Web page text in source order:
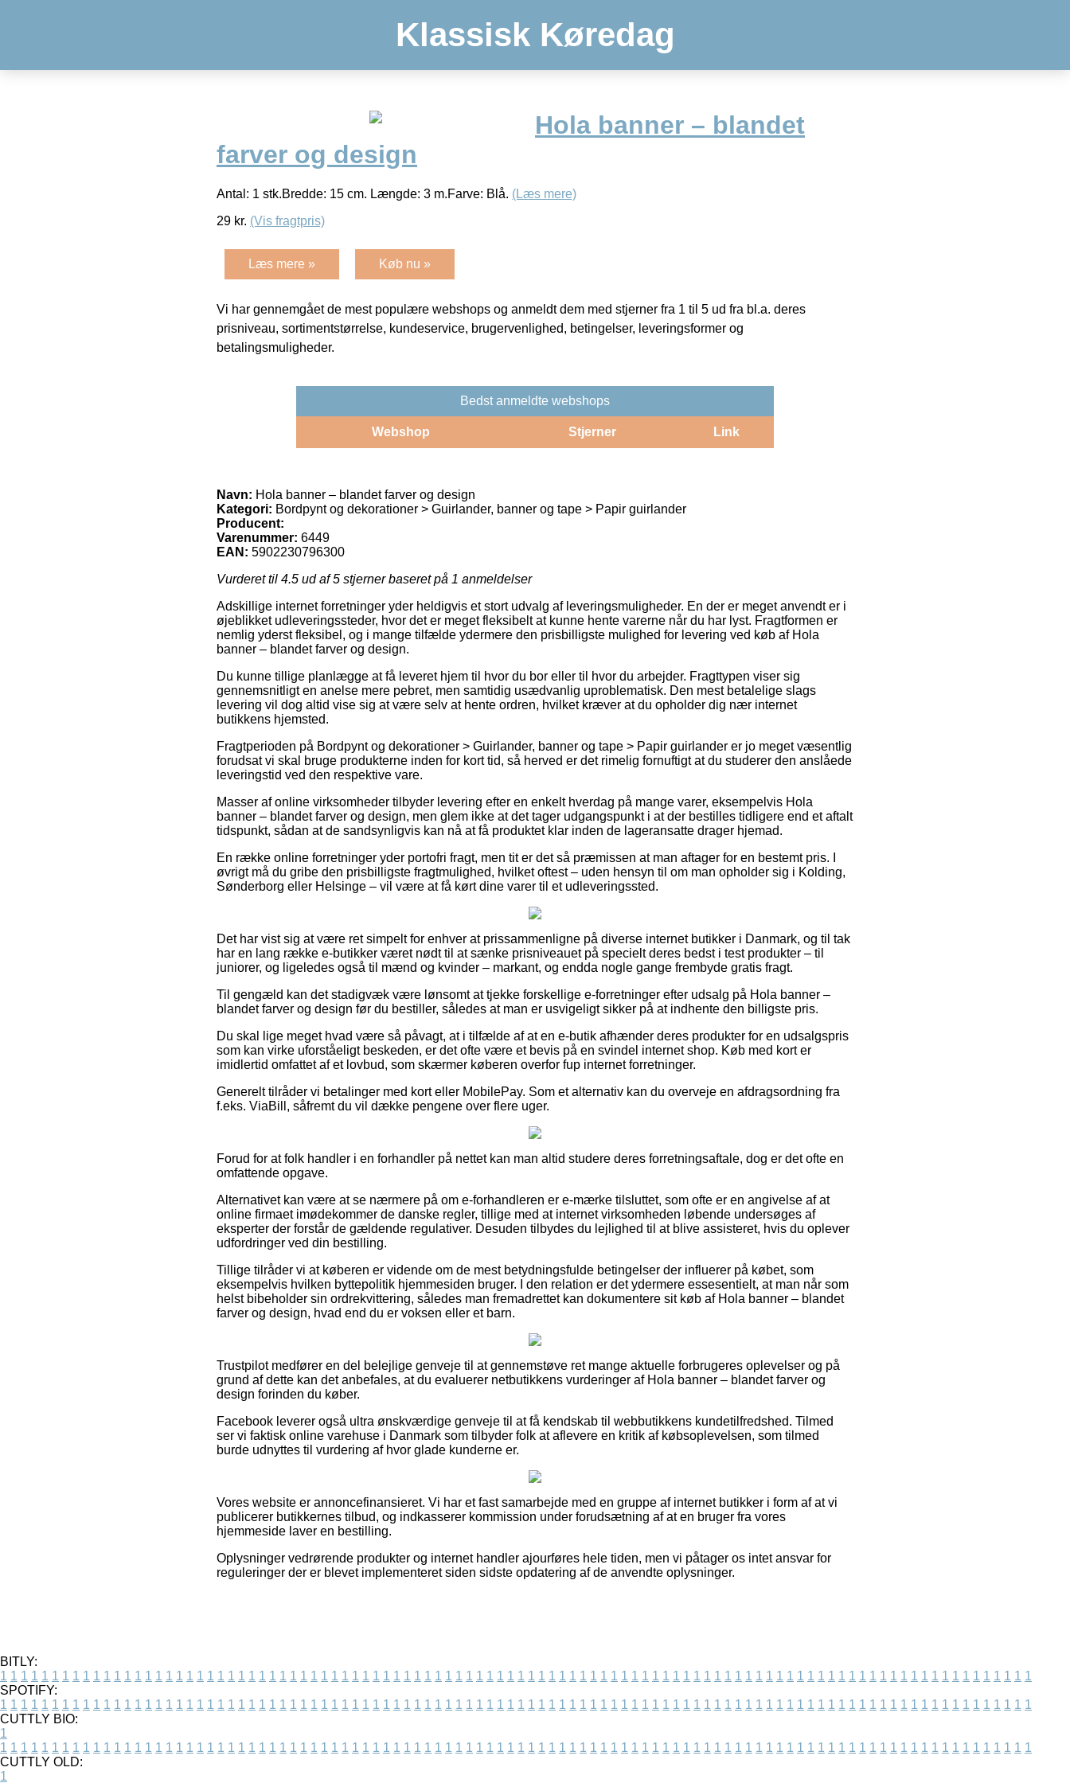
Klassisk Køredag
Hola banner – blandet
farver og design
Antal: 1 stk.Bredde: 15 cm. Længde: 3 m.Farve: Blå. (Læs mere)
29 kr. (Vis fragtpris)
Læs mere » Køb nu »
Vi har gennemgået de mest populære webshops og anmeldt dem med stjerner fra 1 til 5 ud fra bl.a. deres
prisniveau, sortimentstørrelse, kundeservice, brugervenlighed, betingelser, leveringsformer og
betalingsmuligheder.
Bedst anmeldte webshops
Webshop Stjerner Link
Navn: Hola banner – blandet farver og design
Kategori: Bordpynt og dekorationer > Guirlander, banner og tape > Papir guirlander
Producent:
Varenummer: 6449
EAN: 5902230796300
Vurderet til 4.5 ud af 5 stjerner baseret på 1 anmeldelser
Adskillige internet forretninger yder heldigvis et stort udvalg af leveringsmuligheder. En der er meget anvendt er i
øjeblikket udleveringssteder, hvor det er meget fleksibelt at kunne hente varerne når du har lyst. Fragtformen er
nemlig yderst fleksibel, og i mange tilfælde ydermere den prisbilligste mulighed for levering ved køb af Hola
banner – blandet farver og design.
Du kunne tillige planlægge at få leveret hjem til hvor du bor eller til hvor du arbejder. Fragttypen viser sig
gennemsnitligt en anelse mere pebret, men samtidig usædvanlig uproblematisk. Den mest betalelige slags
levering vil dog altid vise sig at være selv at hente ordren, hvilket kræver at du opholder dig nær internet
butikkens hjemsted.
Fragtperioden på Bordpynt og dekorationer > Guirlander, banner og tape > Papir guirlander er jo meget væsentlig
forudsat vi skal bruge produkterne inden for kort tid, så herved er det rimelig fornuftigt at du studerer den anslåede
leveringstid ved den respektive vare.
Masser af online virksomheder tilbyder levering efter en enkelt hverdag på mange varer, eksempelvis Hola
banner – blandet farver og design, men glem ikke at det tager udgangspunkt i at der bestilles tidligere end et aftalt
tidspunkt, sådan at de sandsynligvis kan nå at få produktet klar inden de lageransatte drager hjemad.
En række online forretninger yder portofri fragt, men tit er det så præmissen at man aftager for en bestemt pris. I
øvrigt må du gribe den prisbilligste fragtmulighed, hvilket oftest – uden hensyn til om man opholder sig i Kolding,
Sønderborg eller Helsinge – vil være at få kørt dine varer til et udleveringssted.
Det har vist sig at være ret simpelt for enhver at prissammenligne på diverse internet butikker i Danmark, og til tak
har en lang række e-butikker været nødt til at sænke prisniveauet på specielt deres bedst i test produkter – til
juniorer, og ligeledes også til mænd og kvinder – markant, og endda nogle gange frembyde gratis fragt.
Til gengæld kan det stadigvæk være lønsomt at tjekke forskellige e-forretninger efter udsalg på Hola banner –
blandet farver og design før du bestiller, således at man er usvigeligt sikker på at indhente den billigste pris.
Du skal lige meget hvad være så påvagt, at i tilfælde af at en e-butik afhænder deres produkter for en udsalgspris
som kan virke uforståeligt beskeden, er det ofte være et bevis på en svindel internet shop. Køb med kort er
imidlertid omfattet af et lovbud, som skærmer køberen overfor fup internet forretninger.
Generelt tilråder vi betalinger med kort eller MobilePay. Som et alternativ kan du overveje en afdragsordning fra
f.eks. ViaBill, såfremt du vil dække pengene over flere uger.
Forud for at folk handler i en forhandler på nettet kan man altid studere deres forretningsaftale, dog er det ofte en
omfattende opgave.
Alternativet kan være at se nærmere på om e-forhandleren er e-mærke tilsluttet, som ofte er en angivelse af at
online firmaet imødekommer de danske regler, tillige med at internet virksomheden løbende undersøges af
eksperter der forstår de gældende regulativer. Desuden tilbydes du lejlighed til at blive assisteret, hvis du oplever
udfordringer ved din bestilling.
Tillige tilråder vi at køberen er vidende om de mest betydningsfulde betingelser der influerer på købet, som
eksempelvis hvilken byttepolitik hjemmesiden bruger. I den relation er det ydermere essesentielt, at man når som
helst bibeholder sin ordrekvittering, således man fremadrettet kan dokumentere sit køb af Hola banner – blandet
farver og design, hvad end du er voksen eller et barn.
Trustpilot medfører en del belejlige genveje til at gennemstøve ret mange aktuelle forbrugeres oplevelser og på
grund af dette kan det anbefales, at du evaluerer netbutikkens vurderinger af Hola banner – blandet farver og
design forinden du køber.
Facebook leverer også ultra ønskværdige genveje til at få kendskab til webbutikkens kundetilfredshed. Tilmed
ser vi faktisk online varehuse i Danmark som tilbyder folk at aflevere en kritik af købsoplevelsen, som tilmed
burde udnyttes til vurdering af hvor glade kunderne er.
Vores website er annoncefinansieret. Vi har et fast samarbejde med en gruppe af internet butikker i form af at vi
publicerer butikkernes tilbud, og indkasserer kommission under forudsætning af at en bruger fra vores
hjemmeside laver en bestilling.
Oplysninger vedrørende produkter og internet handler ajourføres hele tiden, men vi påtager os intet ansvar for
reguleringer der er blevet implementeret siden sidste opdatering af de anvendte oplysninger.
BITLY:
1 1 1 1 1 1 1 1 1 1 1 1 1 1 1 1 1 1 1 1 1 1 1 1 1 1 1 1 1 1 1 1 1 1 1 1 1 1 1 1 1 1 1 1 1 1 1 1 1 1 1 1 1 1 1 1 1 1 1 1 1 1 1 1 1 1 1 1 1 1 1 1 1 1 1 1 1 1 1 1 1 1 1 1 1 1 1 1 1 1 1 1 1 1 1 1 1 1 1 1
SPOTIFY:
1 1 1 1 1 1 1 1 1 1 1 1 1 1 1 1 1 1 1 1 1 1 1 1 1 1 1 1 1 1 1 1 1 1 1 1 1 1 1 1 1 1 1 1 1 1 1 1 1 1 1 1 1 1 1 1 1 1 1 1 1 1 1 1 1 1 1 1 1 1 1 1 1 1 1 1 1 1 1 1 1 1 1 1 1 1 1 1 1 1 1 1 1 1 1 1 1 1 1 1
CUTTLY BIO:
1
1 1 1 1 1 1 1 1 1 1 1 1 1 1 1 1 1 1 1 1 1 1 1 1 1 1 1 1 1 1 1 1 1 1 1 1 1 1 1 1 1 1 1 1 1 1 1 1 1 1 1 1 1 1 1 1 1 1 1 1 1 1 1 1 1 1 1 1 1 1 1 1 1 1 1 1 1 1 1 1 1 1 1 1 1 1 1 1 1 1 1 1 1 1 1 1 1 1 1 1
CUTTLY OLD:
1